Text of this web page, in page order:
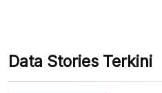
Data Stories Terkini